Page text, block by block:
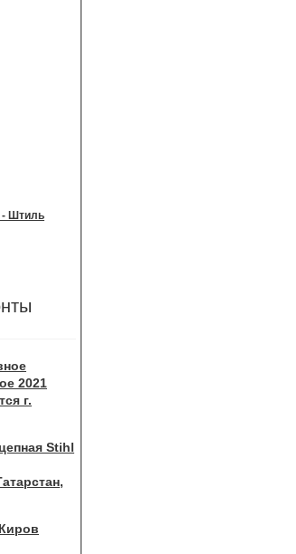
- Штиль
2021
г.
Stihl